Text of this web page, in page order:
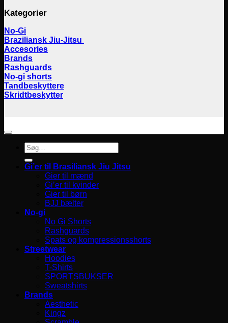
Kategorier
No-Gi
Braziliansk Jiu-Jitsu
Accesories
Brands
Rashguards
No-gi shorts
Tandbeskyttere
Skridtbeskytter
Søg
efter:
Gi’er til Brasiliansk Jiu Jitsu
Gier til mænd
Gi’er til kvinder
Gier til børn
BJJ bælter
No-gi
No Gi Shorts
Rashguards
Spats og kompressionsshorts
Streetwear
Hoodies
T-Shirts
SPORTSBUKSER
Sweatshirts
Brands
Aesthetic
Kingz